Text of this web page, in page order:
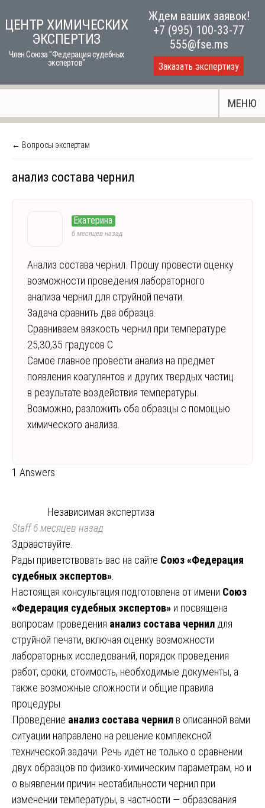
toЦЕНТР ХИМИЧЕСКИХ
ЭКСПЕРТИЗ
Член Союза "Федерация судебных
экспертов"
Ждем ваших заявок!
+7 (995) 100-33-77
555@fse.ms
Заказать экспертизу
МЕНЮ
← Вопросы экспертам
анализ состава чернил
Екатерина
6 месяцев назад
Анализ состава чернил. Прошу провести оценку
возможности проведения лабораторного
анализа чернил для струйной печати.
Задача сравнить два образца.
Сравниваем вязкость чернил при температуре
25,30,35 градусов C
Самое главное провести анализ на предмет
появления коагулянтов и других твердых частиц
в результате воздействия температуры.
Возможно, разложить оба образцы с помощью
химического анализа.
1 Answers
Независимая экспертиза
Staff6 месяцев назад
Здравствуйте.
Рады приветствовать вас на сайте Союз «Федерация
судебных экспертов»
Настоящая консультация подготовлена от имени Союз
«Федерация судебных экспертов» и посвящена
вопросам проведения анализ состава чернил для
струйной печати, включая оценку возможности
лабораторных исследований, порядок проведения
работ, сроки, стоимость, необходимые документы, а
также возможные сложности и общие правила
процедуры.
Проведение анализ состава чернил в описанной вами
ситуации направлено на решение комплексной
технической задачи. Речь идёт не только о сравнении
двух образцов по физико-химическим параметрам, но и
о выявлении причин нестабильности чернил при
изменении температуры, в частности — образования